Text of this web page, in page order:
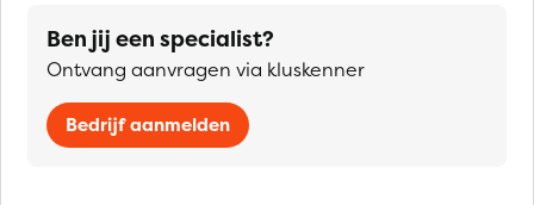
Ben jij een specialist?
Ontvang aanvragen via kluskenner
Bedrijf aanmelden